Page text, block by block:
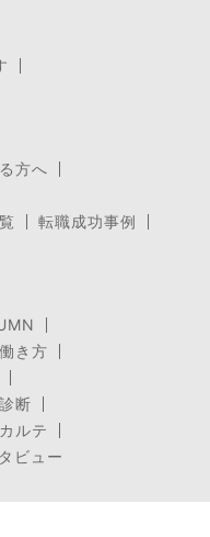
方へ
転職成功事例
き方
断
ルテ
ビュー